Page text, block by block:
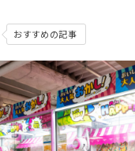
おすすめの記事